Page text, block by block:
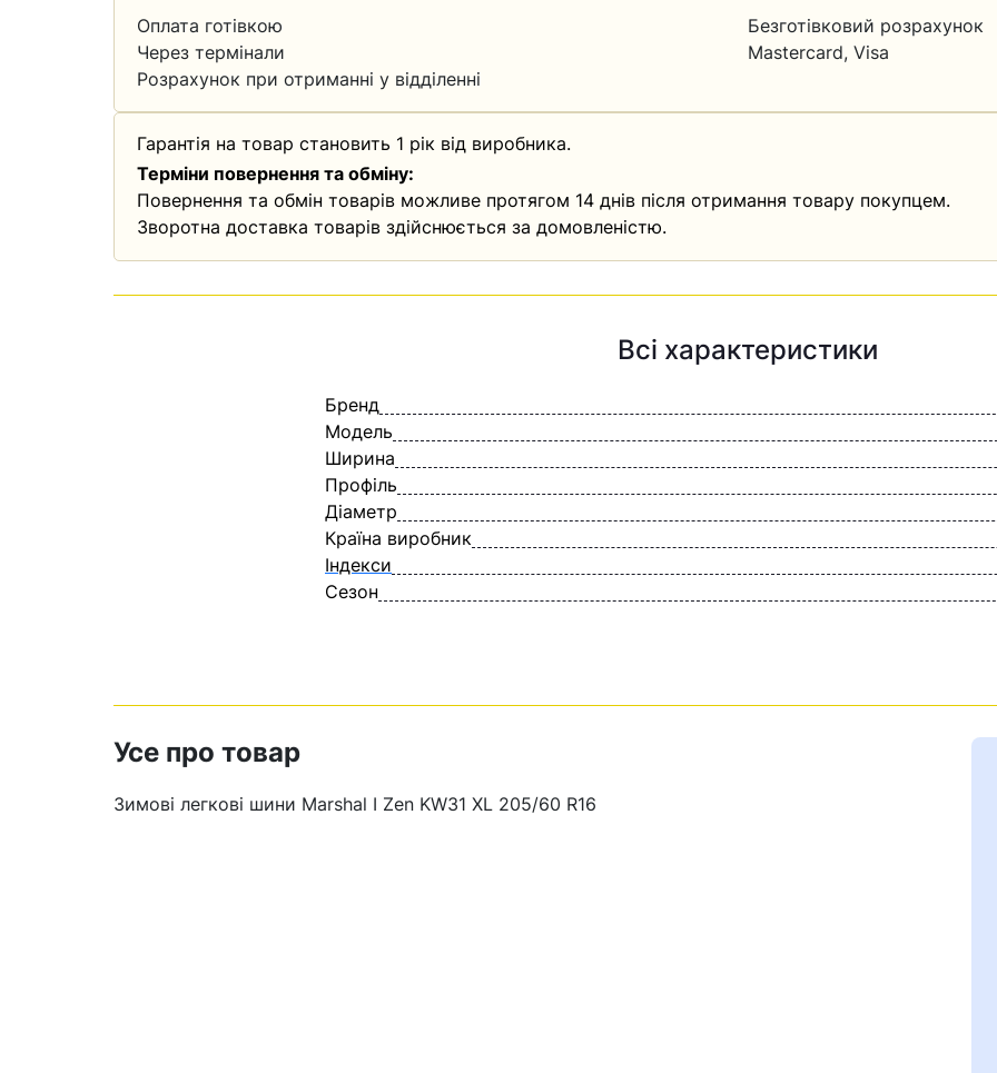
Оплата готівкою
Безготівковий розрахунок
Через термінали
Mastercard, Visa
Розрахунок при отриманні у відділенні
Гарантія на товар становить 1 рік від виробника.
Терміни повернення та обміну:
Повернення та обмін товарів можливе протягом 14 днів після отримання товару покупцем.
Зворотна доставка товарів здійснюється за домовленістю.
Всі характеристики
Бренд
Модель
Ширина
Профіль
Діаметр
Країна виробник
Індекси
Сезон
Усе про товар
Зимові легкові шини Marshal I Zen KW31 XL 205/60 R16